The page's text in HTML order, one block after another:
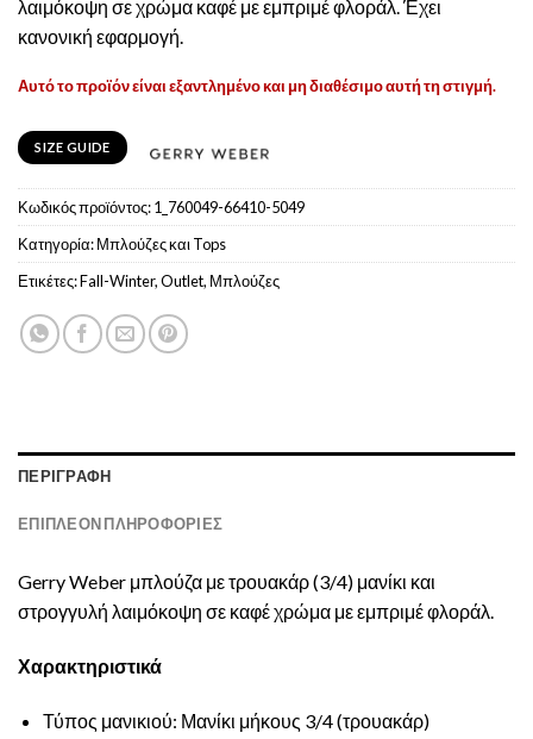
λαιμόκοψη σε χρώμα καφέ με εμπριμέ φλοράλ. Έχει
κανονική εφαρμογή.
Αυτό το προϊόν είναι εξαντλημένο και μη διαθέσιμο αυτή τη στιγμή.
SIZE GUIDE
Κωδικός προϊόντος:1_760049-66410-5049
Κατηγορία:Μπλούζες και Tops
Ετικέτες:Fall-Winter,Outlet, Μπλούζες
ΠΕΡΙΓΡΑΦΉ
ΕΠΙΠΛΈΟΝ ΠΛΗΡΟΦΟΡΊΕΣ
Gerry Weber μπλούζα με τρουακάρ (3/4) μανίκι και
στρογγυλή λαιμόκοψη σε καφέ χρώμα με εμπριμέ φλοράλ.
Χαρακτηριστικά
Τύπος μανικιού: Μανίκι μήκους 3/4 (τρουακάρ)